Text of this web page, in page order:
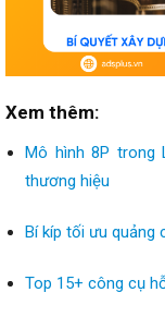
Xem thêm:
Mô hình 8P trong
thương hiệu
Bí kíp tối ưu quảng
Top 15+ công cụ